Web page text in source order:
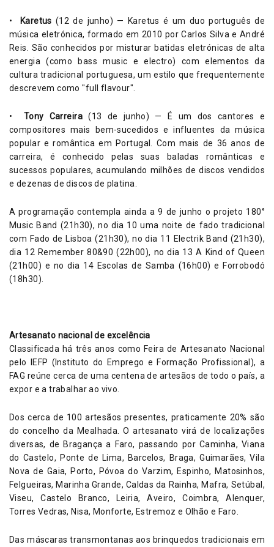
• Karetus (12 de junho) — Karetus é um duo português de
música eletrónica, formado em 2010 por Carlos Silva e André
Reis. São conhecidos por misturar batidas eletrónicas de alta
energia (como bass music e electro) com elementos da
cultura tradicional portuguesa, um estilo que frequentemente
descrevem como "full flavour".
• Tony Carreira (13 de junho) — É um dos cantores e
compositores mais bem-sucedidos e influentes da música
popular e romântica em Portugal. Com mais de 36 anos de
carreira, é conhecido pelas suas baladas românticas e
sucessos populares, acumulando milhões de discos vendidos
e dezenas de discos de platina.
A programação contempla ainda a 9 de junho o projeto 180°
Music Band (21h30), no dia 10 uma noite de fado tradicional
com Fado de Lisboa (21h30), no dia 11 Electrik Band (21h30),
dia 12 Remember 80&90 (22h00), no dia 13 A Kind of Queen
(21h00) e no dia 14 Escolas de Samba (16h00) e Forrobodó
(18h30).
Artesanato nacional de excelência
Classificada há três anos como Feira de Artesanato Nacional
pelo IEFP (Instituto do Emprego e Formação Profissional), a
FAG reúne cerca de uma centena de artesãos de todo o país, a
expor e a trabalhar ao vivo.
Dos cerca de 100 artesãos presentes, praticamente 20% são
do concelho da Mealhada. O artesanato virá de localizações
diversas, de Bragança a Faro, passando por Caminha, Viana
do Castelo, Ponte de Lima, Barcelos, Braga, Guimarães, Vila
Nova de Gaia, Porto, Póvoa do Varzim, Espinho, Matosinhos,
Felgueiras, Marinha Grande, Caldas da Rainha, Mafra, Setúbal,
Viseu, Castelo Branco, Leiria, Aveiro, Coimbra, Alenquer,
Torres Vedras, Nisa, Monforte, Estremoz e Olhão e Faro.
Das máscaras transmontanas aos brinquedos tradicionais em